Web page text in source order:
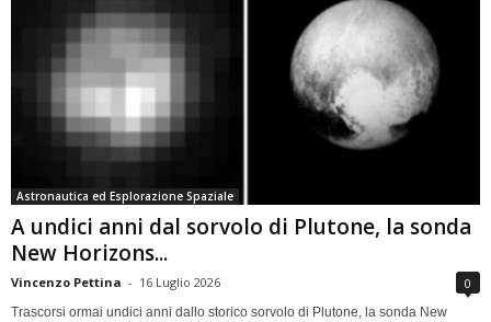
Astronautica ed Esplorazione Spaziale
A undici anni dal sorvolo di Plutone, la sonda
New Horizons...
Vincenzo Pettina - 16 Luglio 2026 0
Trascorsi ormai undici anni dallo storico sorvolo di Plutone, la sonda New